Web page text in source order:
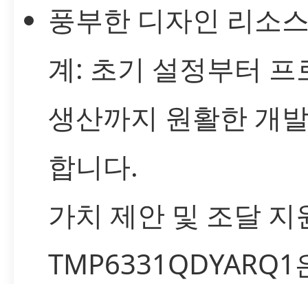
풍부한 디자인 리소
계: 초기 설정부터
생산까지 원활한 개
합니다.
가치 제안 및 조달 지